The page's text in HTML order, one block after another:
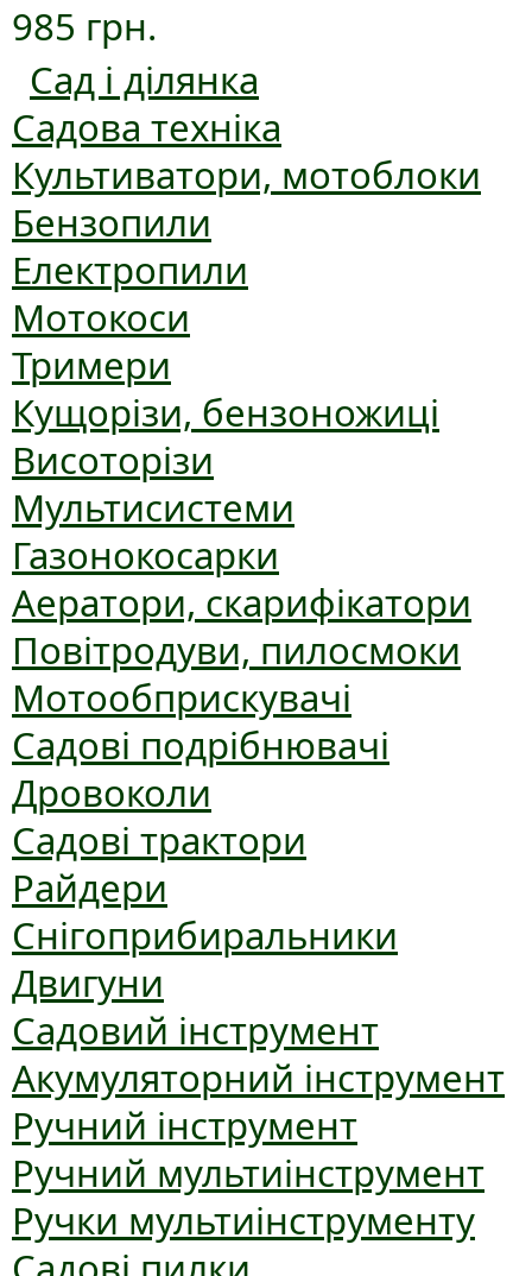
985 грн.
Сад і ділянка
Садова техніка
Культиватори, мотоблоки
Бензопили
Електропили
Мотокоси
Тримери
Кущорізи, бензоножиці
Висоторізи
Мультисистеми
Газонокосарки
Аератори, скарифікатори
Повітродуви, пилосмоки
Мотообприскувачі
Садові подрібнювачі
Дровоколи
Садові трактори
Райдери
Снігоприбиральники
Двигуни
Садовий інструмент
Акумуляторний інструмент
Ручний інструмент
Ручний мультиінструмент
Ручки мультиінструменту